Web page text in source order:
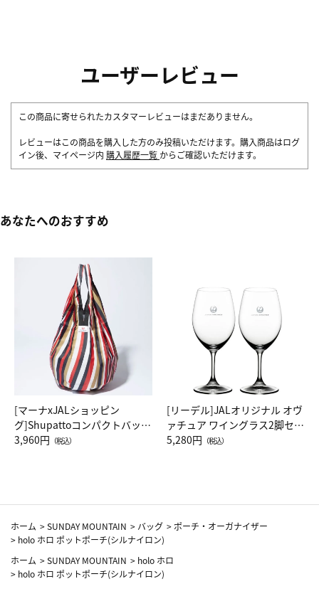
ユーザーレビュー
この商品に寄せられたカスタマーレビューはまだありません。
レビューはこの商品を購入した方のみ投稿いただけます。購入商品はログ
イン後、マイページ内 購入履歴一覧 からご確認いただけます。
あなたへのおすすめ
[マーナxJALショッピン
グ]Shupattoコンパクトバッグ
Drop JAL客室乗務員（LC）ス
3,960円 （税込）
[リーデル]JALオリジナル オヴ
ァチュア ワイングラス2脚セッ
ト（レッドワイン）
5,280円 （税込）
ホーム >SUNDAY MOUNTAIN > バッグ > ポーチ・オーガナイザー
> holo ホロ ポットポーチ(シルナイロン)
ホーム >SUNDAY MOUNTAIN > holo ホロ
> holo ホロ ポットポーチ(シルナイロン)